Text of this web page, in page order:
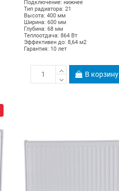
Подключение: нижнее
Тип радиатора: 21
Высота: 400 мм
Ширина: 600 мм
Глубина: 68 мм
Теплоотдача: 864 Вт
Эффективен до: 8,64 м2
Гарантия: 10 лет
В корзину